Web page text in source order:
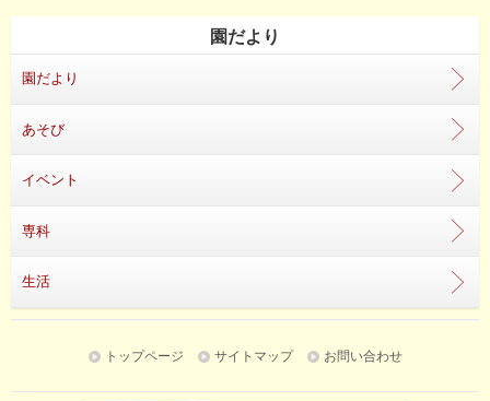
園だより
園だより
あそび
イベント
専科
生活
トップページ サイトマップ お問い合わせ